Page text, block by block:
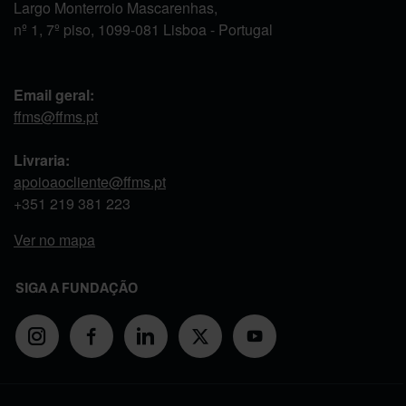
Largo Monterroio Mascarenhas,
nº 1, 7º piso, 1099-081 Lisboa - Portugal
Email geral:
ffms@ffms.pt
Livraria:
apoioaocliente@ffms.pt
+351 219 381 223
Ver no mapa
SIGA A FUNDAÇÃO